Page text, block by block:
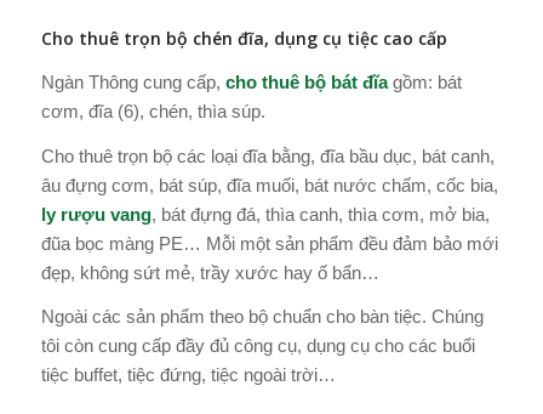
Cho thuê trọn bộ chén đĩa, dụng cụ tiệc cao cấp
Ngàn Thông cung cấp, cho thuê bộ bát đĩagồm: bát
cơm, đĩa (6), chén, thìa súp.
Cho thuê trọn bộ các loại đĩa bằng, đĩa bầu dục, bát canh,
âu đựng cơm, bát súp, đĩa muối, bát nước chấm, cốc bia,
ly rượu vang, bát đựng đá, thìa canh, thìa cơm, mở bia,
đũa bọc màng PE… Mỗi một sản phẩm đều đảm bảo mới
đẹp, không sứt mẻ, trầy xước hay ố bẩn…
Ngoài các sản phẩm theo bộ chuẩn cho bàn tiệc. Chúng
tôi còn cung cấp đầy đủ công cụ, dụng cụ cho các buổi
tiệc buffet, tiệc đứng, tiệc ngoài trời…